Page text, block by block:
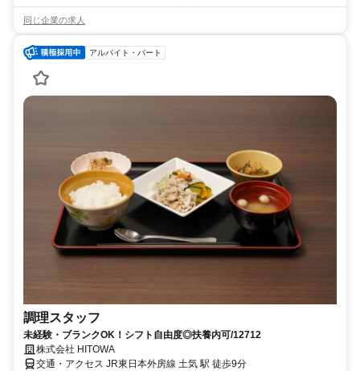
同じ企業の求人
アルバイト・パート
調理スタッフ
未経験・ブランクOK！シフト自由度◎扶養内可/12712
株式会社 HITOWA
交通・アクセス JR東日本外房線 土気 駅 徒歩9分